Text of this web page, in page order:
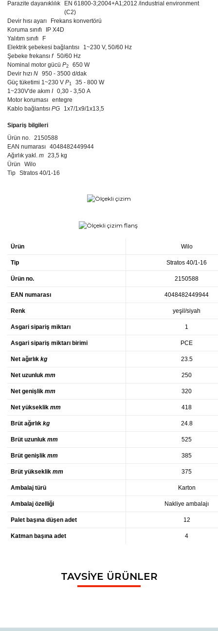
Parazite dayanıklılık
EN 61800-3;2004+A1;2012 /industrial environment
(C2)
Devir hısı ayarı
Frekans konvertörü
Koruma sınıfı
IP X4D
Yalıtım sınıfı
F
Elektrik şebekesi bağlantısı
1~230 V, 50/60 Hz
Şebeke frekansı f 50/60 Hz
Nominal motor gücü P2
650 W
Devir hızı N 950 - 3500 d/dak
Güç tüketimi 1~230 V P1
35 - 800 W
1~230V'de akım I 0,30 - 3,50 A
Motor koruması entegre
Kablo bağlantısı PG 1x7/1x9/1x13,5
Sipariş bilgileri
Ürün no. 2150588
EAN numarası 4048482449944
Ağırlık yakl. m 23,5 kg
Ürün
Wilo
Tip Stratos 40/1-16
Ürün Wilo
Tip Stratos 40/1-16
Ürün no. 2150588
EAN numarası 4048482449944
Renk yeşil/siyah
Asgari sipariş miktarı 1
Asgari sipariş miktarı birimi PCE
Net ağırlık kg 23.5
Net uzunluk mm 250
Net genişlik mm 320
Net yükseklik mm 418
Brüt ağırlık kg 24.8
Brüt uzunluk mm 525
Brüt genişlik mm 385
Brüt yükseklik mm 375
Ambalaj türü Karton
Ambalaj özelliği Nakliye ambalajı
Palet başına düşen adet 12
Katman başına adet 4
Bu ürüne ilk yorumu siz yapın!
Ürün hakkında henüz soru sorulmamış.
Bu ürünün fiyat bilgisi, resim, ürün açıklamalarında ve diğer
konularda yetersiz gördüğünüz noktaları öneri formunu
TAVSİYE ÜRÜNLER